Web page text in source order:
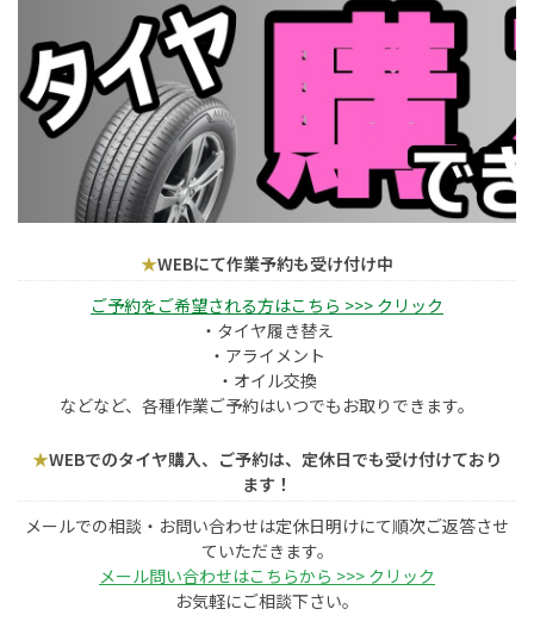
★WEBにて作業予約も受け付け中
ご予約をご希望される方はこちら >>> クリック
・タイヤ履き替え
・アライメント
・オイル交換
などなど、各種作業ご予約はいつでもお取りできます。
★WEBでのタイヤ購入、ご予約は、定休日でも受け付けており
ます！
メールでの相談・お問い合わせは定休日明けにて順次ご返答させ
ていただきます。
メール問い合わせはこちらから >>> クリック
お気軽にご相談下さい。